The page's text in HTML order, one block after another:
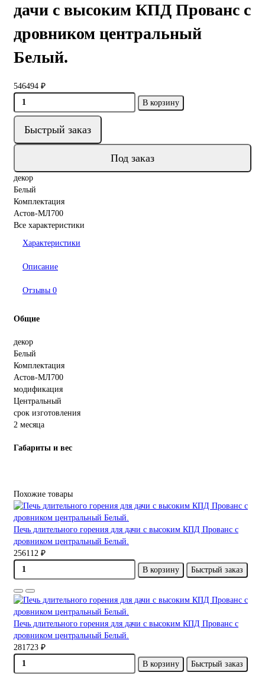
дачи с высоким КПД Прованс с
дровником центральный
Белый.
546494 ₽
В корзину
Быстрый заказ
Под заказ
декор
Белый
Комплектация
Астов-МЛ700
Все характеристики
Характеристики
Описание
Отзывы 0
Общие
декор
Белый
Комплектация
Астов-МЛ700
модификация
Центральный
срок изготовления
2 месяца
Габариты и вес
Похожие товары
Печь длительного горения для дачи с высоким КПД Прованс с
дровником центральный Белый.
256112 ₽
В корзину
Быстрый заказ
Печь длительного горения для дачи с высоким КПД Прованс с
дровником центральный Белый.
281723 ₽
В корзину
Быстрый заказ